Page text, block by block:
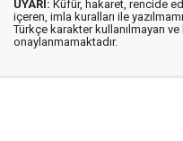
UYARI: Küfür, hakaret, rencide
içeren, imla kuralları ile
Türkçe karakter kullanılmayan
onaylanmamaktadır.